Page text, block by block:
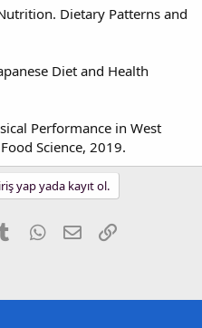
Dietary Patterns and
Diet and Health
Performance in West
Science, 2019.
yap yada kayıt ol.
TumblrWhatsApp
E-postaLink